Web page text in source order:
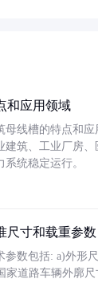
和应用领域
母线槽的特点和
建筑、工业厂房
统稳定运行。
尺寸和载重参数
参数包括: a)外形
家道路车辆外廓